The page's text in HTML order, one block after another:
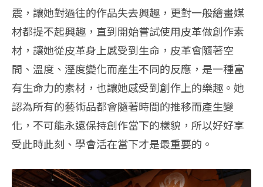
震，讓她對過往的作品失去興趣， 更對一般繪畫媒
材都提不起興趣， 直到開始嘗試使用皮革做創作素
材，讓她從皮革身上感受到生命， 皮革會隨著空
間、溫度、溼度變化而產生不同的反應， 是一種富
有生命力的素材，也讓她感受到創作上的樂趣。 她
認為所有的藝術品都會隨著時間的推移而產生變
化， 不可能永遠保持創作當下的樣貌，所以好好享
受此時此刻、 學會活在當下才是最重要的。